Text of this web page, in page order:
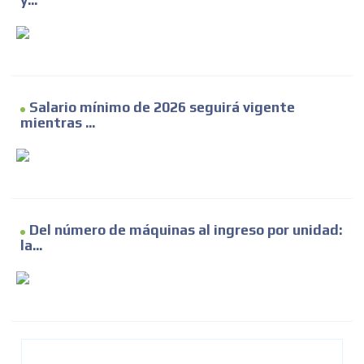
Salario mínimo de 2026 seguirá vigente
mientras ...
Del número de máquinas al ingreso por unidad:
la...